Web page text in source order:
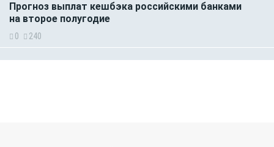
Прогноз выплат кешбэка российскими банками
на второе полугодие
0 240